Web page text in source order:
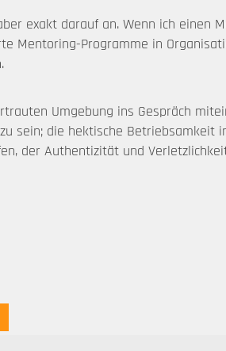
exakt darauf an. Wenn ich einen
Mentoring-Programme in
Umgebung ins Gespräch
sein; die hektische Betriebsamkeit
der Authentizität und